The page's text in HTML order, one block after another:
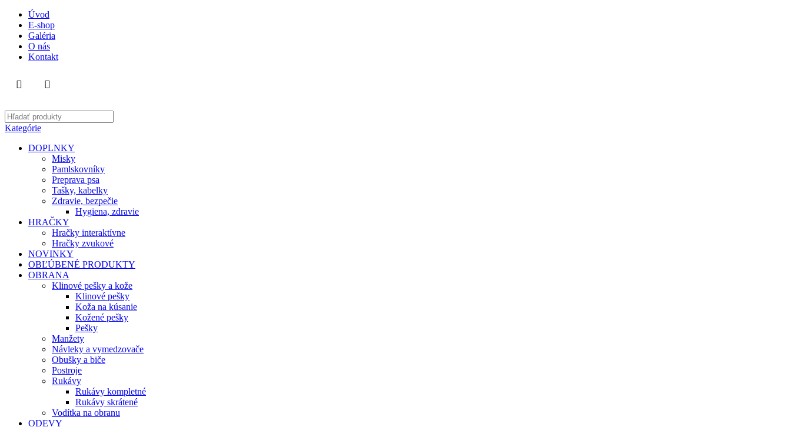
Úvod
E-shop
Galéria
O nás
Kontakt
Kategórie
DOPLNKY
Misky
Pamlskovníky
Preprava psa
Tašky, kabelky
Zdravie, bezpečie
Hygiena, zdravie
HRAČKY
Hračky interaktívne
Hračky zvukové
NOVINKY
OBĽÚBENÉ PRODUKTY
OBRANA
Klinové pešky a kože
Klinové pešky
Koža na kúsanie
Kožené pešky
Pešky
Manžety
Návleky a vymedzovače
Obušky a biče
Postroje
Rukávy
Rukávy kompletné
Rukávy skrátené
Vodítka na obranu
ODEVY